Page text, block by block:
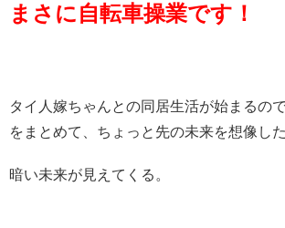
まさに自転車操業です！
タイ人嫁ちゃんとの同居生活が始まるの
をまとめて、ちょっと先の未来を想像し
暗い未来が見えてくる。